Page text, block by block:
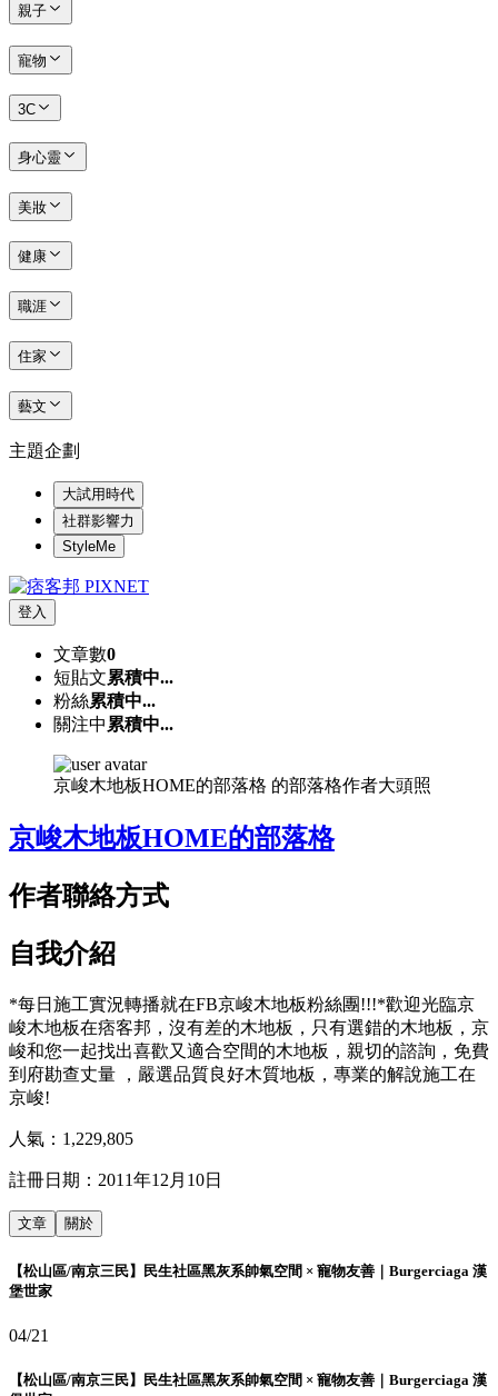
親子
寵物
3C
身心靈
美妝
健康
職涯
住家
藝文
主題企劃
大試用時代
社群影響力
StyleMe
登入
文章數0
短貼文累積中...
粉絲累積中...
關注中 累積中...
京峻木地板HOME的部落格 的部落格作者大頭照
京峻木地板HOME的部落格
作者聯絡方式
自我介紹
*每日施工實況轉播就在FB京峻木地板粉絲團!!!*歡迎光臨京
峻木地板在痞客邦，沒有差的木地板，只有選錯的木地板，京
峻和您一起找出喜歡又適合空間的木地板，親切的諮詢，免費
到府勘查丈量 ，嚴選品質良好木質地板，專業的解說施工在
京峻!
人氣： 1,229,805
註冊日期： 2011年12月10日
文章 關於
【松山區/南京三民】民生社區黑灰系帥氣空間 × 寵物友善｜Burgerciaga 漢
堡世家
04/21
【松山區/南京三民】民生社區黑灰系帥氣空間 × 寵物友善｜Burgerciaga 漢